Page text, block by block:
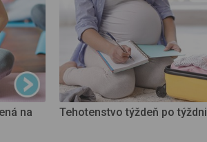
na Tehotenstvo týždeň po týždni